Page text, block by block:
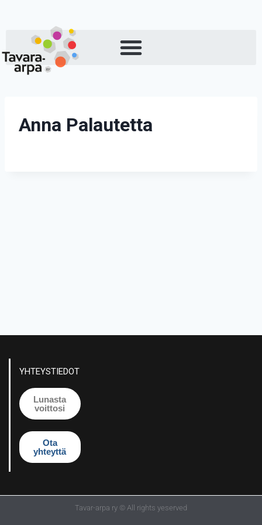
Anna Palautetta
YHTEYSTIEDOT
Lunasta
voittosi
Ota
yhteyttä
Tavar-arpa ry © All rights yeserved